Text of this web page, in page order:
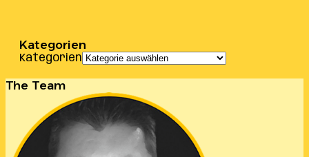
Kategorien
Kategorien
The Team